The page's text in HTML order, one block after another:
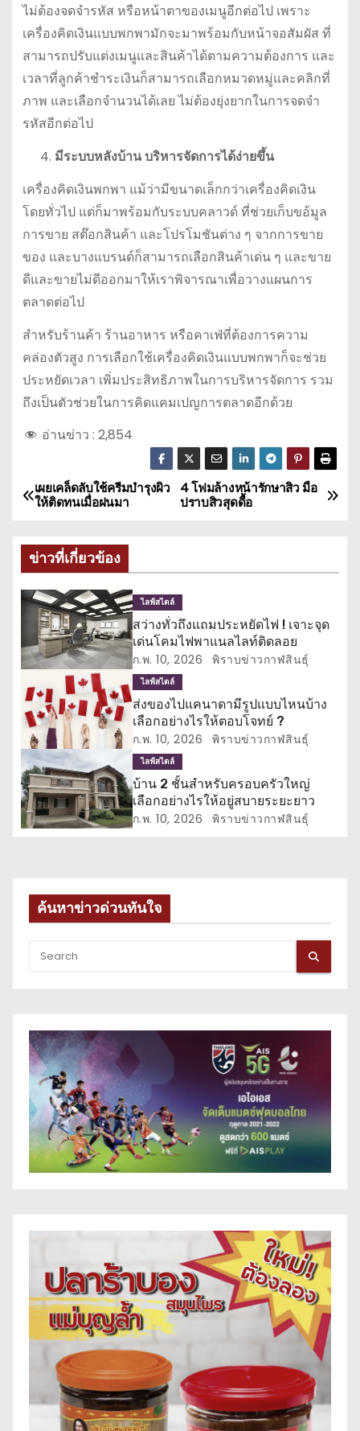
ไม่ต้องจดจำรหัส หรือหน้าตาของเมนูอีกต่อไป เพราะ
เครื่องคิดเงินแบบพกพามักจะมาพร้อมกับหน้าจอสัมผัส ที่
สามารถปรับแต่งเมนูและสินค้าได้ตามความต้องการ และ
เวลาที่ลูกค้าชำระเงินก็สามารถเลือกหมวดหมู่และคลิกที่
ภาพ และเลือกจำนวนได้เลย ไม่ต้องยุ่งยากในการจดจำ
รหัสอีกต่อไป
มีระบบหลังบ้าน บริหารจัดการได้ง่ายขึ้น
เครื่องคิดเงินพกพา แม้ว่ามีขนาดเล็กกว่าเครื่องคิดเงิน
โดยทั่วไป แต่ก็มาพร้อมกับระบบคลาวด์ ที่ช่วยเก็บขอ้มูล
การขาย สต๊อกสินค้า และโปรโมชันต่าง ๆ จากการขาย
ของ และบางแบรนด์ก็สามารถเลือกสินค้าเด่น ๆ และขาย
ดีและขายไม่ดีออกมาให้เราพิจารณาเพื่อวางแผนการ
ตลาดต่อไป
สำหรับร้านค้า ร้านอาหาร หรือคาเฟ่ที่ต้องการความ
คล่องตัวสูง การเลือกใช้เครื่องคิดเงินแบบพกพาก็จะช่วย
ประหยัดเวลา เพิ่มประสิทธิภาพในการบริหารจัดการ รวม
ถึงเป็นตัวช่วยในการคิดแคมเปญการตลาดอีกด้วย
อ่านข่าว : 2,854
แ
ะ
แ
น
ว
เ
รื่
อ
ง
4 โฟมล้างหน้ารักษาสิว มือ
ปราบสิวสุดดื้อ
เผยเคล็ดลับใช้ครีมบำรุงผิว
ให้ติดทนเมื่อฝนมา
ข่าวที่เกี่ยวข้อง
ไลฟ์สไตล์
สว่างทั่วถึงแถมประหยัดไฟ ! เจาะจุด
เด่นโคมไฟพาแนลไลท์ติดลอย
ก.พ. 10, 2026 พิราบข่าวกาฬสินธุ์
ไลฟ์สไตล์
ส่งของไปแคนาดามีรูปแบบไหนบ้าง
เลือกอย่างไรให้ตอบโจทย์ ?
ก.พ. 10, 2026 พิราบข่าวกาฬสินธุ์
ไลฟ์สไตล์
บ้าน 2 ชั้นสำหรับครอบครัวใหญ่
เลือกอย่างไรให้อยู่สบายระยะยาว
ก.พ. 10, 2026 พิราบข่าวกาฬสินธุ์
ค้นหาข่าวด่วนทันใจ